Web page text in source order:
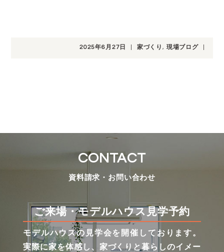
2025年6月27日 家づくり, 現場ブログ
CONTACT
資料請求・お問い合わせ
ご来場・モデルハウス見学予約
モデルハウスの見学会を開催しております。
実際に家を体感し、家づくりと暮らしのイメー